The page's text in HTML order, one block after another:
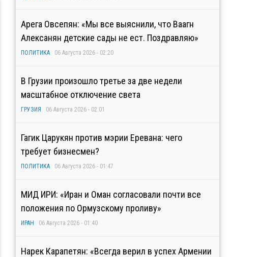
Арега Овсепян: «Мы все выяснили, что Ваагн
Алексанян детские сады не ест. Поздравляю»
ПОЛИТИКА 06 Августа 2026 - 02:20
В Грузии произошло третье за две недели
масштабное отключение света
ГРУЗИЯ 06 Августа 2026 - 02:01
Гагик Царукян против мэрии Еревана: чего
требует бизнесмен?
ПОЛИТИКА 06 Августа 2026 - 01:47
МИД ИРИ: «Иран и Оман согласовали почти все
положения по Ормузскому проливу»
ИРАН 06 Августа 2026 - 01:40
Нарек Карапетян: «Всегда верил в успех Армении